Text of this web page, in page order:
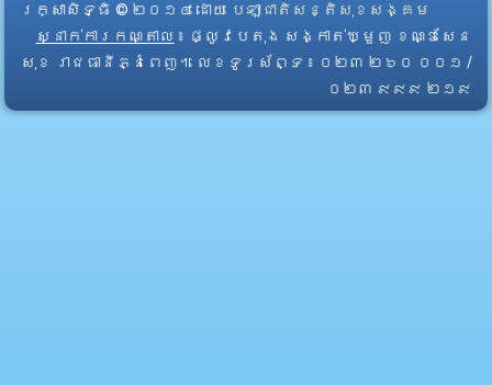
រក្សាសិទ្ធិ © ២០១៤ ដោយ​ បេឡាជាតិសន្តិសុខសង្គម
ស្នាក់ការកណ្តាល ៖ ផ្លូវបេតុង សង្កាត់ឃ្មួញ ខណ្ឌសែន
សុខ រាជធានីភ្នំពេញ។ លេខទូរស័ព្ទ ៖ ០២៣ ២៦០ ០០១ /
០២៣ ៩៩៩ ២១៩